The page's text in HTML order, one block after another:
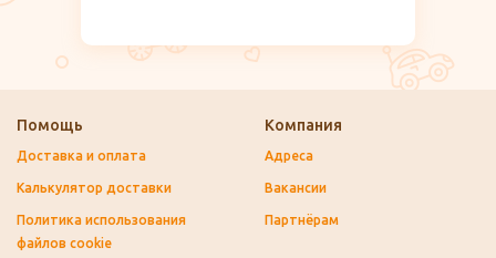
Помощь
Доставка и оплата
Калькулятор доставки
Политика использования
файлов cookie
Компания
Адреса
Вакансии
Партнёрам